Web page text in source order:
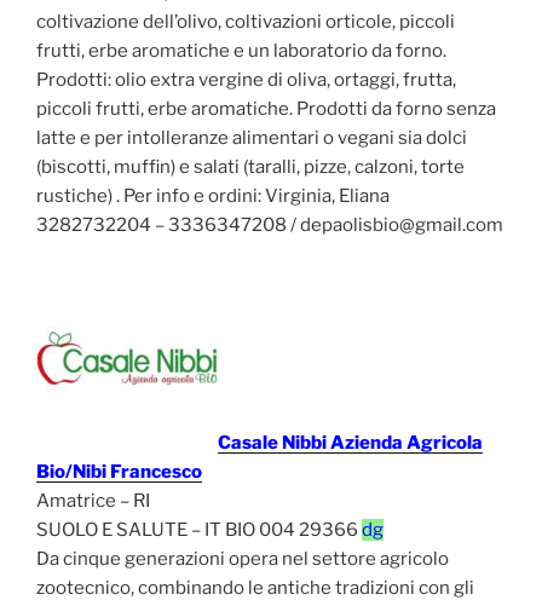
coltivazione dell’olivo, coltivazioni orticole, piccoli
frutti, erbe aromatiche e un laboratorio da forno.
Prodotti: olio extra vergine di oliva, ortaggi, frutta,
piccoli frutti, erbe aromatiche. Prodotti da forno senza
latte e per intolleranze alimentari o vegani sia dolci
(biscotti, muffin) e salati (taralli, pizze, calzoni, torte
rustiche) . Per info e ordini: Virginia, Eliana
3282732204 – 3336347208 / depaolisbio@gmail.com
Casale Nibbi Azienda Agricola
Bio/Nibi Francesco
Amatrice – RI
SUOLO E SALUTE – IT BIO 004 29366 dg
Da cinque generazioni opera nel settore agricolo
zootecnico, combinando le antiche tradizioni con gli